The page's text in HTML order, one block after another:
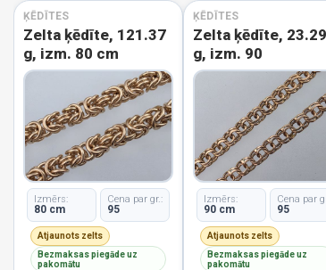
ĶĒDĪTES
Zelta ķēdīte, 121.37
g, izm. 80 cm
Izmērs:
80 cm
Cena par gr.:
95
Atjaunots zelts
Bezmaksas piegāde uz
pakomātu
ĶĒDĪTES
Zelta ķēdīte, 23.29
g, izm. 90
Izmērs:
90 cm
Cena par
95
Atjaunots zelts
Bezmaksas piegāde uz
pakomātu